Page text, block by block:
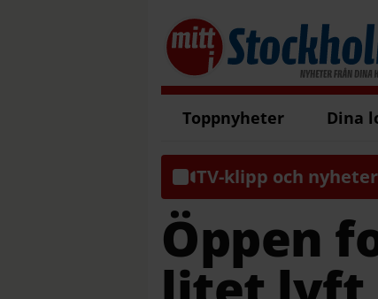
Toppnyheter Dina
TV-klipp och nyheter
Öppen